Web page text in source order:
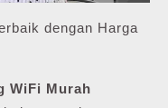
dengan Harga
WiFi Murah